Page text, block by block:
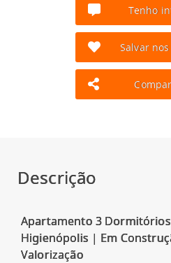
Tenho
Salvar
Descrição
Apartamento 3
Higienópolis | Em
Valorização